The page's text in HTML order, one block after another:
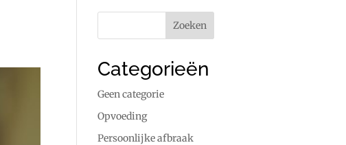
Categorieën
Geen categorie
Opvoeding
Persoonlijke afbraak